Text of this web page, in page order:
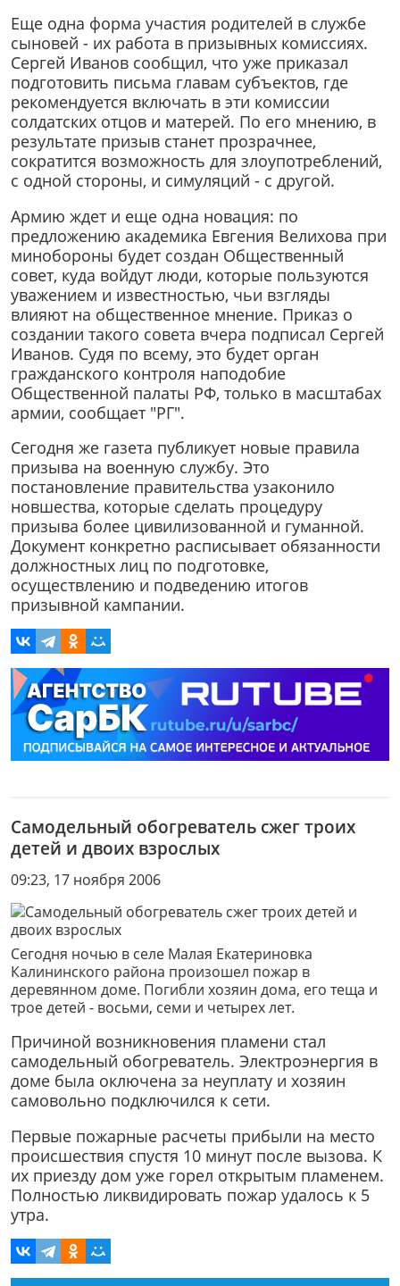
Еще одна форма участия родителей в службе
сыновей - их работа в призывных комиссиях.
Сергей Иванов сообщил, что уже приказал
подготовить письма главам субъектов, где
рекомендуется включать в эти комиссии
солдатских отцов и матерей. По его мнению, в
результате призыв станет прозрачнее,
сократится возможность для злоупотреблений,
с одной стороны, и симуляций - с другой.
Армию ждет и еще одна новация: по
предложению академика Евгения Велихова при
минобороны будет создан Общественный
совет, куда войдут люди, которые пользуются
уважением и известностью, чьи взгляды
влияют на общественное мнение. Приказ о
создании такого совета вчера подписал Сергей
Иванов. Судя по всему, это будет орган
гражданского контроля наподобие
Общественной палаты РФ, только в масштабах
армии, сообщает "РГ".
Сегодня же газета публикует новые правила
призыва на военную службу. Это
постановление правительства узаконило
новшества, которые сделать процедуру
призыва более цивилизованной и гуманной.
Документ конкретно расписывает обязанности
должностных лиц по подготовке,
осуществлению и подведению итогов
призывной кампании.
Самодельный обогреватель сжег троих
детей и двоих взрослых
09:23, 17 ноября 2006
Сегодня ночью в селе Малая Екатериновка
Калининского района произошел пожар в
деревянном доме. Погибли хозяин дома, его теща и
трое детей - восьми, семи и четырех лет.
Причиной возникновения пламени стал
самодельный обогреватель. Электроэнергия в
доме была оключена за неуплату и хозяин
самовольно подключился к сети.
Первые пожарные расчеты прибыли на место
происшествия спустя 10 минут после вызова. К
их приезду дом уже горел открытым пламенем.
Полностью ликвидировать пожар удалось к 5
утра.